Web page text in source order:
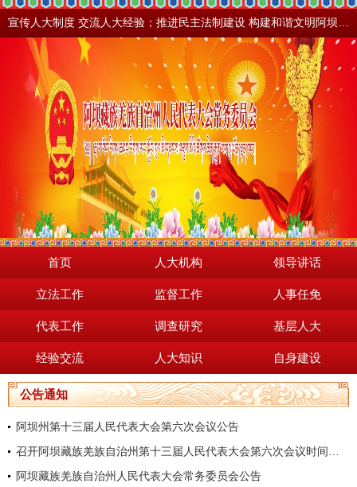
首页 人大机构 领导讲话
立法工作 监督工作 人事任免
代表工作 调查研究 基层人大
经验交流 人大知识 自身建设
公告通知
阿坝州第十三届人民代表大会第六次会议公告
阿坝藏族羌族自治州人民代表大会常务委员会公告